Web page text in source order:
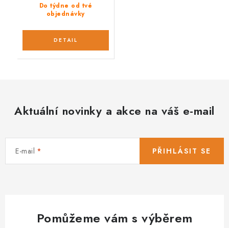
Do týdne od tvé
objednávky
Aktuální novinky a akce na váš e-mail
E-mail PŘIHLÁSIT SE
Pomůžeme vám s výběrem